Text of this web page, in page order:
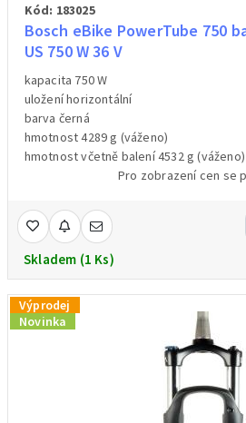
Kód: 183025
Bosch eBike PowerTube 750
US 750 W 36 V
kapacita 750 W
uložení horizontální
barva černá
hmotnost 4289 g (váženo)
hmotnost včetně balení 4532 g (váženo)
Pro zobrazení cen se
Skladem (1 Ks)
Výprodej
Novinka